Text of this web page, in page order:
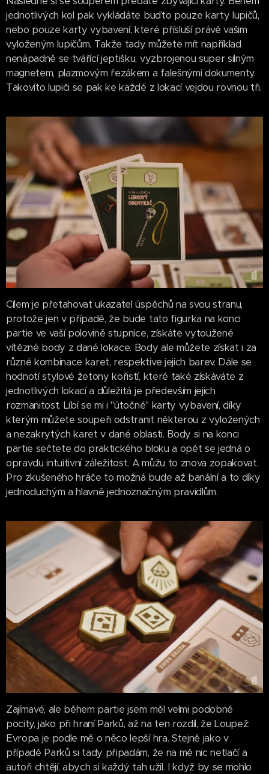
jednotlivých kol pak vykládáte buďto pouze karty lupičů,
nebo pouze karty vybavení, které přísluší právě vašim
vyloženým lupičům. Takže tady můžete mít například
nenápadně se tvářící jeptišku, vyzbrojenou super silným
magnetem, plazmovým řezákem a falešnými dokumenty.
Takovíto lupiči se pak ke každé z lokací vejdou rovnou tři.
Cílem je přetahovat ukazatel úspěchů na svou stranu,
protože jen v případě, že bude tato figurka na konci
partie ve vaší polovině stupnice, získáte vytoužené
vítězné body z dané lokace. Body ale můžete získat i za
různé kombinace karet, respektive jejich barev. Dále se
hodnotí stylové žetony kořistí, které také získáváte z
jednotlivých lokací a důležitá je především jejich
rozmanitost. Líbí se mi i "útočné" karty vybavení, díky
kterým můžete soupeři odstranit některou z vyložených
a nezakrytých karet v dané oblasti. Body si na konci
partie sečtete do praktického bloku a opět se jedná o
opravdu intuitivní záležitost. A můžu to znova zopakovat.
Pro zkušeného hráče to možná bude až banální a to díky
jednoduchým a hlavně jednoznačným pravidlům.
Zajímavé, ale během partie jsem měl velmi podobné
pocity, jako při hraní Parků, až na ten rozdíl, že Loupež:
Evropa je podle mě o něco lepší hra. Stejně jako v
případě Parků si tady připadám, že na mě nic netlačí a
autoři chtějí, abych si každý tah užil. I když by se mohlo